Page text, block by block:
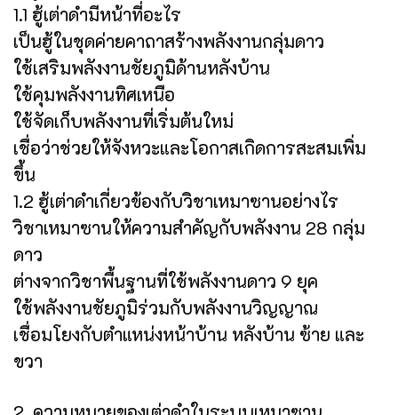
1.1 ฮู้เต่าดำมีหน้าที่อะไร
เป็นฮู้ในชุดค่ายคาถาสร้างพลังงานกลุ่มดาว
ใช้เสริมพลังงานชัยภูมิด้านหลังบ้าน
ใช้คุมพลังงานทิศเหนือ
ใช้จัดเก็บพลังงานที่เริ่มต้นใหม่
เชื่อว่าช่วยให้จังหวะและโอกาสเกิดการสะสมเพิ่ม
ขึ้น
1.2 ฮู้เต่าดำเกี่ยวข้องกับวิชาเหมาซานอย่างไร
วิชาเหมาซานให้ความสำคัญกับพลังงาน 28 กลุ่ม
ดาว
ต่างจากวิชาพื้นฐานที่ใช้พลังงานดาว 9 ยุค
ใช้พลังงานชัยภูมิร่วมกับพลังงานวิญญาณ
เชื่อมโยงกับตำแหน่งหน้าบ้าน หลังบ้าน ซ้าย และ
ขวา